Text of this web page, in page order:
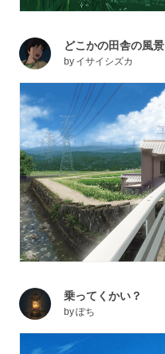
どこかの田舎の風景
by イサイシズカ
乗ってくかい？
byぽち